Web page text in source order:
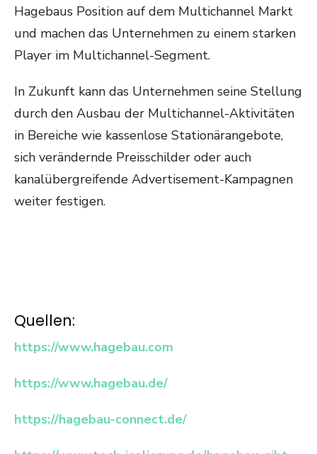
Hagebaus Position auf dem Multichannel Markt
und machen das Unternehmen zu einem starken
Player im Multichannel-Segment.
In Zukunft kann das Unternehmen seine Stellung
durch den Ausbau der Multichannel-Aktivitäten
in Bereiche wie kassenlose Stationärangebote,
sich verändernde Preisschilder oder auch
kanalübergreifende Advertisement-Kampagnen
weiter festigen.
Quellen:
https://www.hagebau.com
https://www.hagebau.de/
https://hagebau-connect.de/